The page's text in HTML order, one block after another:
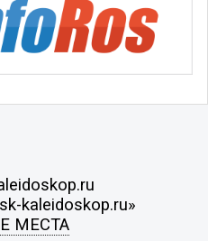
kaleidoskop.ru»
МЕСТА